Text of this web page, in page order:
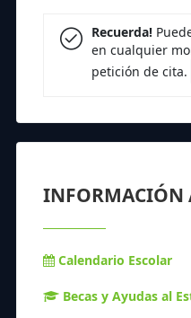
Recuerda!
en cualquier
petición de cita.
INFORMACIÓN
Calendario Escolar
Becas y Ayudas al